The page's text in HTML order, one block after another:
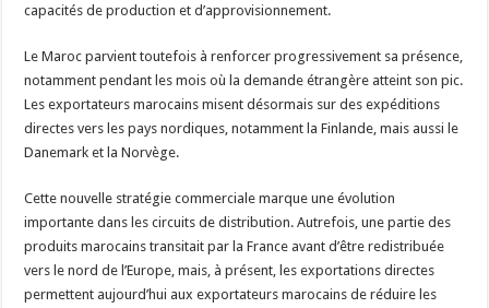
capacités de production et d’approvisionnement.
Le Maroc parvient toutefois à renforcer progressivement sa présence,
notamment pendant les mois où la demande étrangère atteint son pic.
Les exportateurs marocains misent désormais sur des expéditions
directes vers les pays nordiques, notamment la Finlande, mais aussi le
Danemark et la Norvège.
Cette nouvelle stratégie commerciale marque une évolution
importante dans les circuits de distribution. Autrefois, une partie des
produits marocains transitait par la France avant d’être redistribuée
vers le nord de l’Europe, mais, à présent, les exportations directes
permettent aujourd’hui aux exportateurs marocains de réduire les